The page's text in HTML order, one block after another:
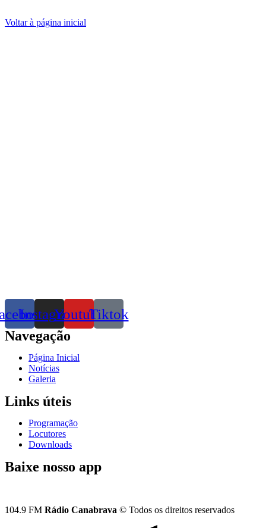
Voltar à página inicial
InstagramYoutubeTiktok
Navegação
Página Inicial
Notícias
Galeria
Links úteis
Programação
Locutores
Downloads
Baixe nosso app
104.9 FM Rádio Canabrava © Todos os direitos reservados